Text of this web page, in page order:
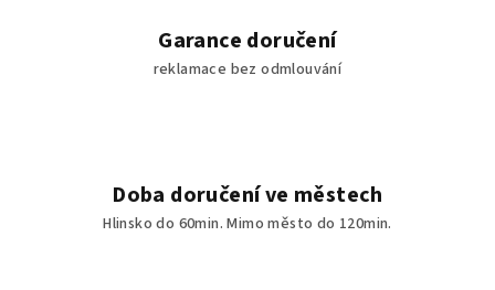
Garance doručení
reklamace bez odmlouvání
Doba doručení ve městech
Hlinsko do 60min. Mimo město do 120min.